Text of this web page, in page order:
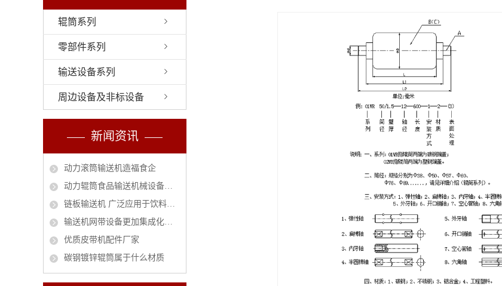
辊筒系列
零部件系列
输送设备系列
周边设备及非标设备
新闻资讯
动力滚筒输送机造福食企
动力辊筒食品输送机械设备安全作业指南
链板输送机 广泛应用于饮料行业的必然趋势
输送机网带设备更加集成化和智能化
优质皮带机配件厂家
碳钢镀锌辊筒属于什么材质